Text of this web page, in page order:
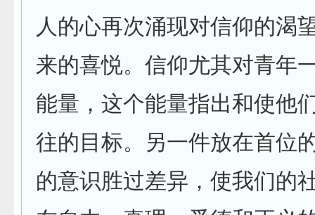
人的心再次涌现对信仰的渴
来的喜悦。信仰尤其对青年
能量，这个能量指出和使他
往的目标。另一件放在首位
的意识胜过差异，使我们的